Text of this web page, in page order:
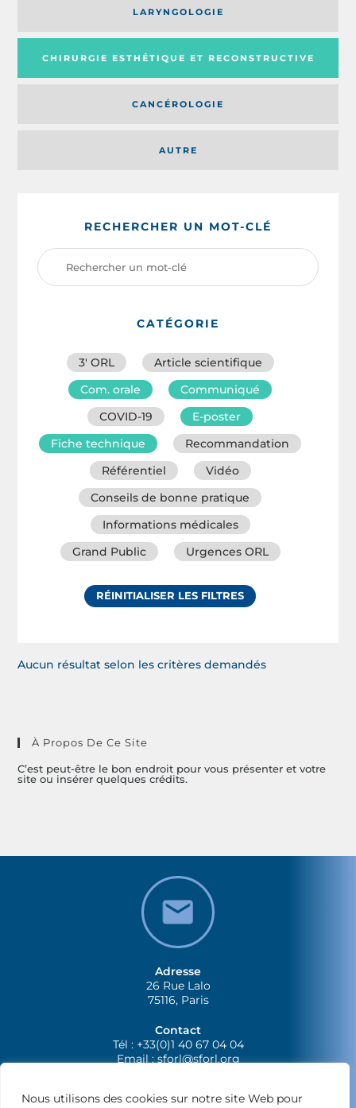
Nous utilisons des cookies sur notre site Web pour
AUTRE
LARYNGOLOGIE
CHIRURGIE ESTHÉTIQUE ET RECONSTRUCTIVE
CANCÉROLOGIE
RECHERCHER UN MOT-CLÉ
CATÉGORIE
3′ ORL
Article scientifique
Com. orale
Communiqué
COVID-19
E-poster
Fiche technique
Recommandation
Référentiel
Vidéo
Conseils de bonne pratique
Informations médicales
Grand Public
Urgences ORL
RÉINITIALISER LES FILTRES
Aucun résultat selon les critères demandés
À Propos De Ce Site
C’est peut-être le bon endroit pour vous présenter et votre
site ou insérer quelques crédits.
Adresse
26 Rue Lalo
75116, Paris
Contact
Tél : +33(0)1 40 67 04 04
Email :sforl@sforl.org